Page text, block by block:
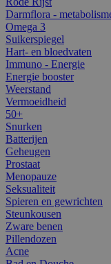
Darmflora -
Omega 3
Suikerspiegel
Hart- en bloedvaten
Immuno - Energie
Energie booster
Weerstand
Vermoeidheid
50+
Snurken
Batterijen
Geheugen
Prostaat
Menopauze
Seksualiteit
Spieren en gewrichten
Steunkousen
Zware benen
Pillendozen
Acne